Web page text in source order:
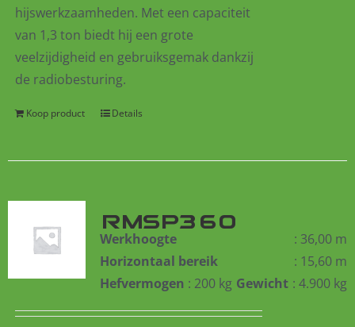
hijswerkzaamheden. Met een capaciteit
van 1,3 ton biedt hij een grote
veelzijdigheid en gebruiksgemak dankzij
de radiobesturing.
Koop product Details
RMSP360
Werkhoogte
: 36,00 m
Horizontaal bereik
: 15,60 m
Hefvermogen : 200 kg Gewicht : 4.900 kg